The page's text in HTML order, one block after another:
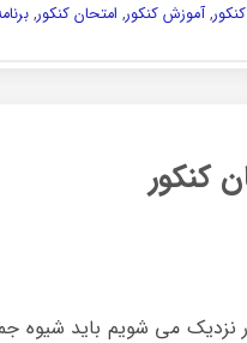
,آموزش کنکور, امتحان کنکور,
کنکور
نزدیک می شویم باید شیوه